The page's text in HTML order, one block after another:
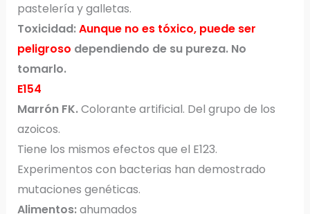
pastelería y galletas.
Toxicidad:Aunque no es tóxico, puede ser
peligroso dependiendo de su pureza. No
tomarlo.
E154
Marrón FK.Colorante artificial. Del grupo de los
azoicos.
Tiene los mismos efectos que el E123.
Experimentos con bacterias han demostrado
mutaciones genéticas.
Alimentos:ahumados